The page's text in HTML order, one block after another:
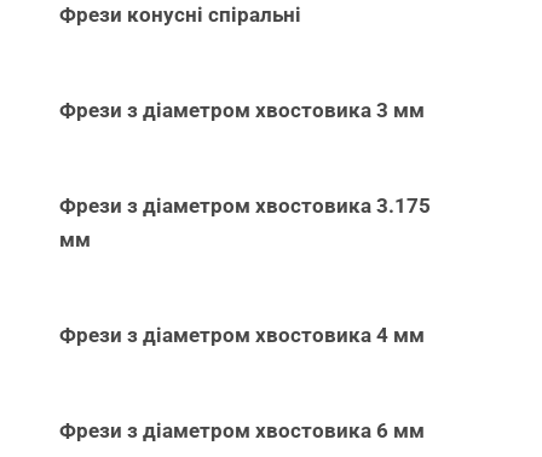
Фрези конусні спіральні
Фрези з діаметром хвостовика 3 мм
Фрези з діаметром хвостовика 3.175
мм
Фрези з діаметром хвостовика 4 мм
Фрези з діаметром хвостовика 6 мм